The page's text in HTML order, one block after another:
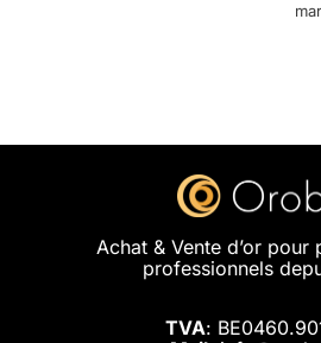
Achat & Vente d’or pour
professionnels
TVA: